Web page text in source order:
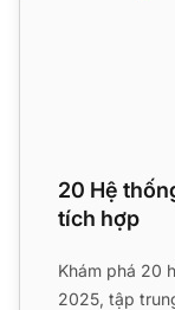
20 Hệ
tích hợp
Khám phá 20
2025, tập